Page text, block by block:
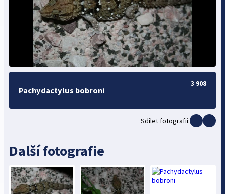
Pachydactylus bobroni
3 908
Sdílet fotografii:
Další fotografie